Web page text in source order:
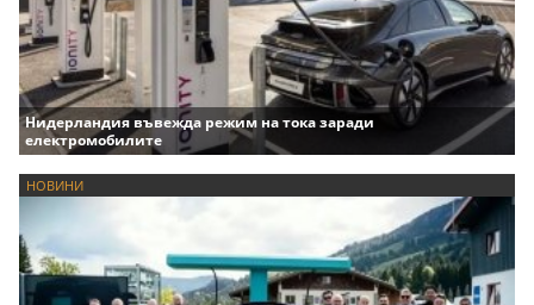
Нидерландия въвежда режим на тока заради
електромобилите
НОВИНИ